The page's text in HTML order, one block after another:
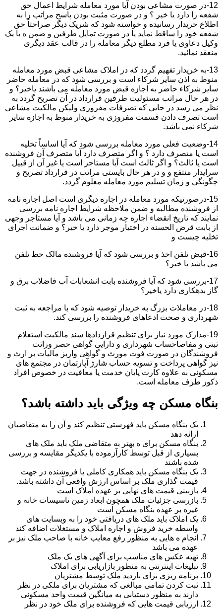
12-در صورت مشاعی بودن آیا مورد معامله شرایط اعمال حق
شفعه را دارد یا خیر ؟ و در صورت مثبت بودن پاسخ مراتب را به
اطلاع خریدار رسانیده و خواسته شود که شریک دیگر صراحتاً حق
شفعه خود را ساقط نماید یا در صورت تمایل طرفین و ضمن ه با یک
وکیل دعاوی یا فرد مطلع دیگر معامله را در قالب عقد دیگری
منعقد نمائید.
13-به خریدار تفهیم گردد که در املاک مشاعی قبض مورد معامله
منوط به اذن سایر شرکاء است و بررسی شود که در معامله حاضر
سایر شرکاء حاضر به اجازه قبض مورد معامله می باشند یاخیر؟ و
در هر حال مراتب مسئولیت طرفین قرارداد در آن تصریح گردد به
نظر می رسد در جایی که تصرفات مفروزی ولیکن مالکیت مشاعی
است تصرف دادن قسمت مفروزی به خریدار منوط به اجازه سایر
شرکاء نمی باشد.
14-وضعیت فعلی مورد معامله بررسی شود که آیا اساساً تخلیه
است یا متصرف دارد ؟ و اگر متصرف دارد آیا متصرف آن فروشنده
است یا ثالث؟ و اگر ثالث است آیا مستاجر است یا غیر آن از قبیل
سرایدار منتفع و و در هر حال بایستی مراتب در قرارداد تصریح و
چگونگی و زمان تسلیم مورد معامله معلوم گردد.
15-درصورتیکه مورد معامله در اجاره دیگری است اصل اجاره نامه
از فروشنده مطالبه و ضمن ملاحظه شرایط اجاره نامه بررسی
نمایند که تاریخ انقضاء اجاره چه زمانی می باشد و آیا مستاجر وجهی
از بابت قرض الحسنه در اختیار موجر دارد یا خیر؟ و ضمانت اجرای
تخلیه چیست و
16-قبض تلفن اخذ و بررسی شود که آیا فروشنده مالک خط تلفن
می باشد یا خیر؟
17-بررسی شود که آیا فروشنده بابت انشعابات آب فاضلاب برق و
گاز بدهکاری دارد یاخیر؟
18-در معاملات بزرگ به خریدار توصیه شود که با مراجعه به ثبت
شهرداری و صحت ادعاهای فروشنده را بررسی کند.
19-مدارک مورد نیاز برای تنظیم قراردادها سند مالکیت استعلام
ثبتی و مفاصاحساب شهرداری و دارایی گواهی حصر وراثت
فروشندگان در صورت فوت مورث و گواهی واریز مالیات بر ارث و
نیز گواهی پرداخت و تسویه حساب شارژ آپارتمان در مجتمع های
مسکونی به علاوه کارت پایان خدمت یا معافیت در خصوص افراد
ذکور طرف معامله است.
بنگاه مسکن چه ویژگی باید داشته باشد؟
یک بنگاه مسکن باید فهرستی تنظیم کند و آن را به متقاضیان
ارائه دهد
بنگاه مسکن برای ه بهتر به متقاضی ملک باید ملک های
بسیاری از قبل توسط کارآزموده با یکدیگر مقایسه و بررسی
شده باشند
یک بنگاه مسکن باید همکاری کاملی با فروشنده در جهت
قیمت گذاری ملک بر اساس ارزش واقعی آن داشته باشد.
بازبینی قیمت های نهایی بر عهده املاک است
بازرسی جزئیات ملک همچون ابعاد زمین تاسیسات خانه و
غیره بر عهده بنگاه مسکن است
یک املاک باید ملک های دریافتی خود را به وبسایت های
واسطه خرید فروش و اجاره املاک و مستغلات اضافه کند
انجام ه هایی به منظور رفع معایب خانه با صاحب ملک نیز بر
عهده می باشد
تهیه عکس های مناسب برای آگهی های یک ملک
تبلیغات اینترنتی به منظور بازاریابی برای املاک
برنامه ریزی برای بازدید ملک توسط مشتریان
ثبت کردن تمامی مبالغی که مشتریان برای ملکی در نظر
دارند به منظور دستیابی به میانگین قیمت واحد مسکونی
ارزیابی قیمت هایی که فروشنده برای ملک خود در نظر